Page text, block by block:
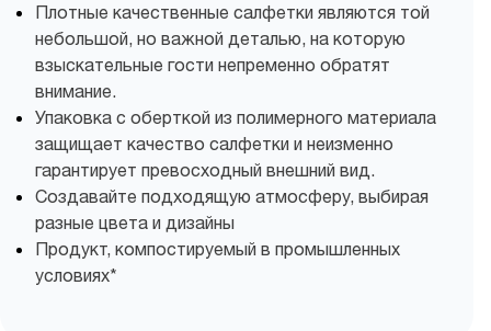
Плотные качественные салфетки являются той
небольшой, но важной деталью, на которую
взыскательные гости непременно обратят
внимание.
Упаковка с оберткой из полимерного материала
защищает качество салфетки и неизменно
гарантирует превосходный внешний вид.
Создавайте подходящую атмосферу, выбирая
разные цвета и дизайны
Продукт, компостируемый в промышленных
условиях*